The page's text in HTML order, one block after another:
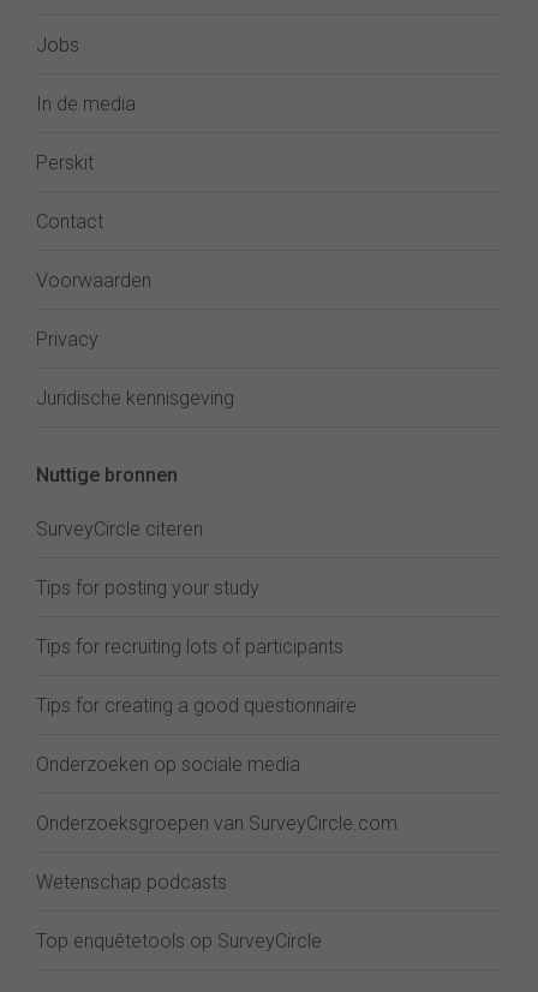
Jobs
In de media
Perskit
Contact
Voorwaarden
Privacy
Juridische kennisgeving
Nuttige bronnen
SurveyCircle citeren
Tips for posting your study
Tips for recruiting lots of participants
Tips for creating a good questionnaire
Onderzoeken op sociale media
Onderzoeksgroepen van SurveyCircle.com
Wetenschap podcasts
Top enquêtetools op SurveyCircle